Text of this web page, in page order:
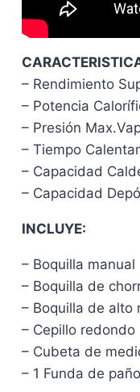
– Rendimiento
– Potencia
– Presión
– Tiempo
– Capacidad
– Capacidad
INCLUYE:
– Boquilla manual
– Boquilla de
– Boquilla de alto
– Cepillo redondo
– Cubeta de
– 1 Funda de